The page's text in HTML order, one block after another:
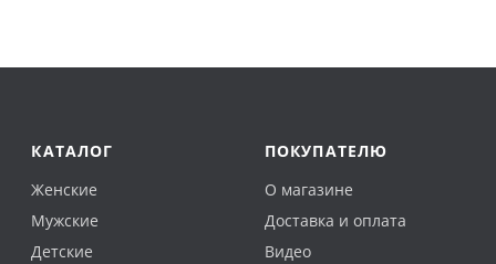
КАТАЛОГ
Женские
Мужские
Детские
ПОКУПАТЕЛЮ
О магазине
Доставка и оплата
Видео